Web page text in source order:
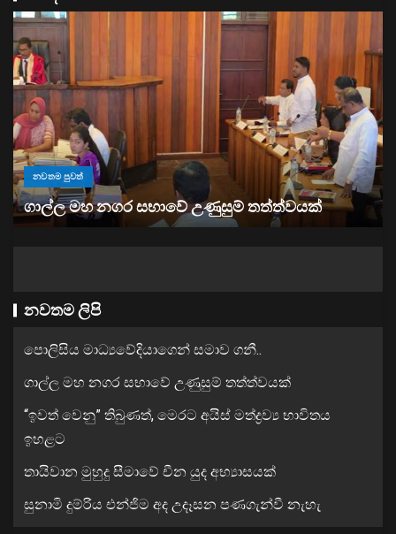
නවතම පුවත්
“ඉවත් වෙනු” තිබුණත්, මෙරට අයිස් මත්ද්‍රව්‍ය භාවිතය
ඉහළට
නවතම ලිපි
පොලිසිය මාධ්‍යවේදියාගෙන් සමාව ගනී..
ගාල්ල මහ නගර සභාවේ උණුසුම් තත්ත්වයක්
“ඉවත් වෙනු” තිබුණත්, මෙරට අයිස් මත්ද්‍රව්‍ය භාවිතය
ඉහළට
තායිවාන මුහුදු සීමාවේ චීන යුද අභ්‍යාසයක්
සුනාමි දුම්රිය එන්ජිම අද උදෑසන පණගැන්වී නැහැ